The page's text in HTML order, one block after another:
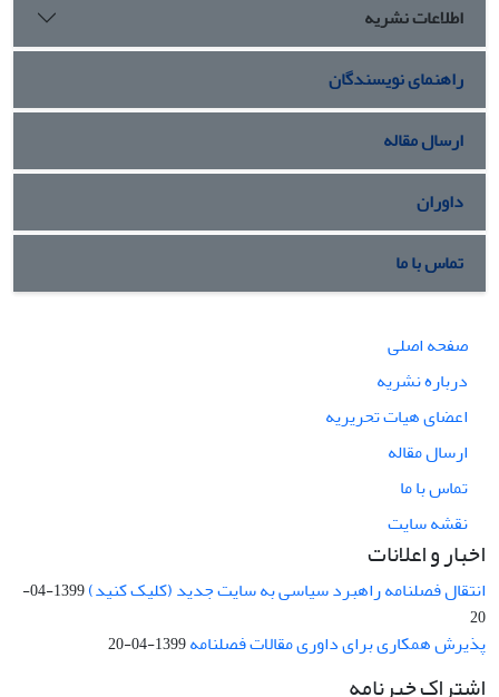
اطلاعات نشریه
راهنمای نویسندگان
ارسال مقاله
داوران
تماس با ما
صفحه اصلی
درباره نشریه
اعضای هیات تحریریه
ارسال مقاله
تماس با ما
نقشه سایت
اخبار و اعلانات
انتقال فصلنامه راهبرد سیاسی به سایت جدید (کلیک کنید)
1399-04-
20
پذیرش همکاری برای داوری مقالات فصلنامه1399-04-20
اشتراک خبرنامه